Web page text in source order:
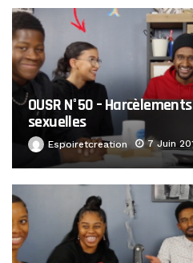
OUSR N°50 –
sexuelles
Espoiretcreation 7 Juin